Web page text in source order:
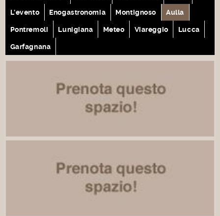
L'evento Enogastronomia Montignoso Aulla
Pontremoli Lunigiana Meteo Viareggio Lucca
Garfagnana